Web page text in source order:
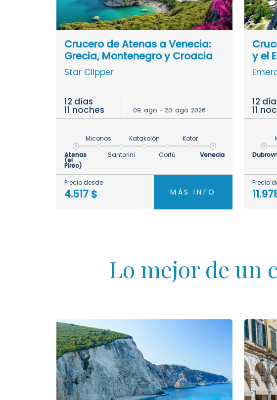
Crucero de Atenas a Venecia:
Grecia, Montenegro y Croacia
Star Clipper
12 días
11 noches 09. ago. - 20. ago. 2026
Atenas
(el
Pireo)
Miconos
Santorini
Katakolón
Corfú
Kotor
Venecia
Precio desde
4.517 $ MÁS INFO
y el
12
11
Precio
Lo mejor de un